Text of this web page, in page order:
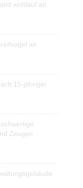
wohlauf an
an
15-jähriger
Zeugen